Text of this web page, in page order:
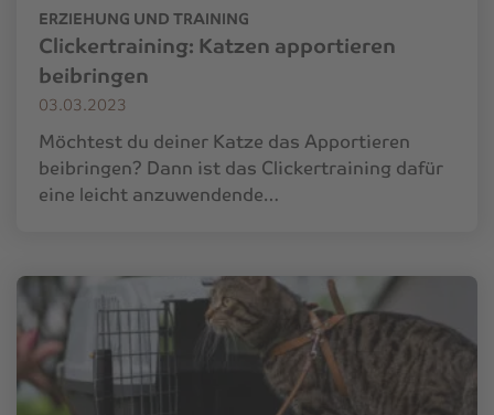
ERZIEHUNG UND TRAINING
Clickertraining: Katzen apportieren
beibringen
03.03.2023
Möchtest du deiner Katze das Apportieren
beibringen? Dann ist das Clickertraining dafür
eine leicht anzuwendende…